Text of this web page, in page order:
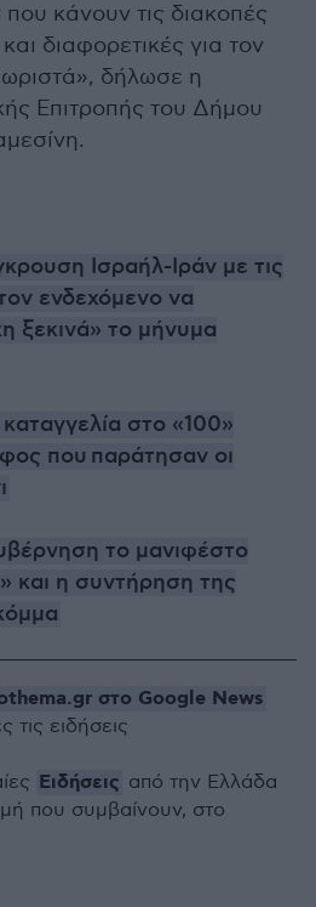
κάνουν τις διακοπές
διαφορετικές για τον
δήλωσε η
Επιτροπής του Δήμου
Ισραήλ-Ιράν με τις
ενδεχόμενο να
ξεκινά» το μήνυμα
στο «100»
που παράτησαν οι
το μανιφέστο
και η συντήρηση της
στο Google News
τις ειδήσεις
Ειδήσεις από την Ελλάδα
που συμβαίνουν, στο